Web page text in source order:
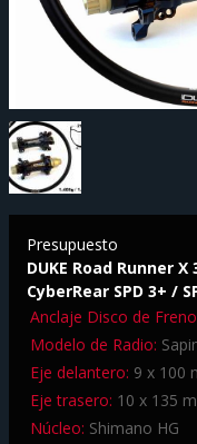
Presupuesto
DUKE Road Runner
CyberRear SPD 3+ /
Anclaje Disco de
Modelo de Radio:
Eje delantero: 9 x 100
Eje trasero: 10 x 135
Núcleo: Shimano HG